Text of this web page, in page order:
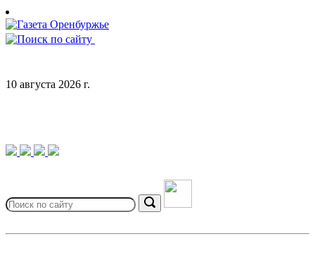
Skip
to
content
10 августа 2026 г.
for:
Search